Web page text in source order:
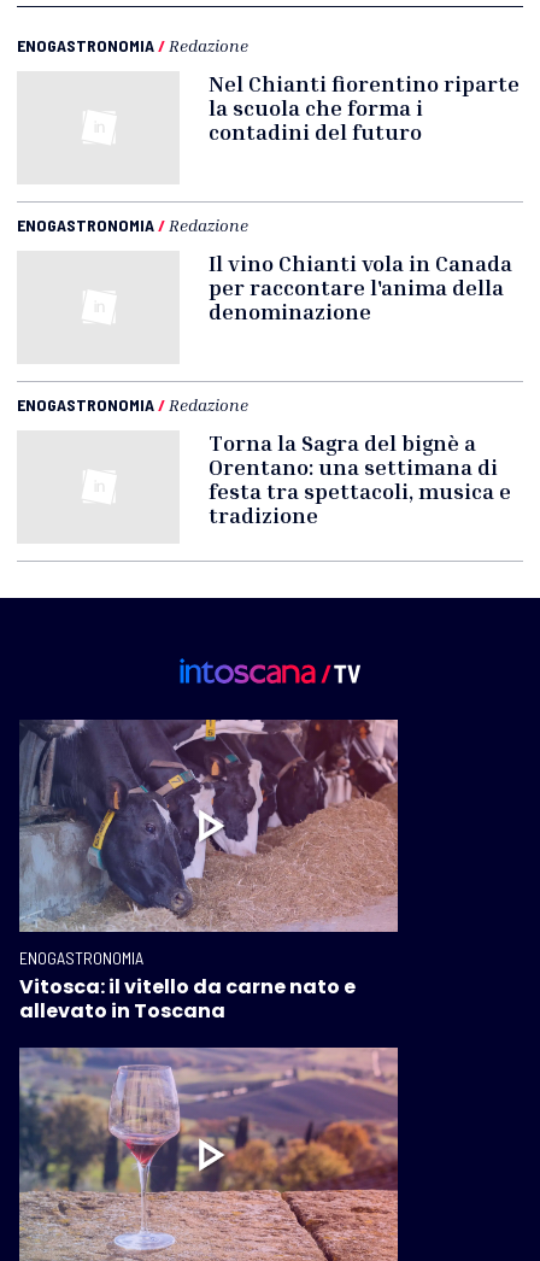
ENOGASTRONOMIA/ Redazione
Nel Chianti fiorentino riparte
la scuola che forma i
contadini del futuro
ENOGASTRONOMIA/ Redazione
Il vino Chianti vola in Canada
per raccontare l'anima della
denominazione
ENOGASTRONOMIA/ Redazione
Torna la Sagra del bignè a
Orentano: una settimana di
festa tra spettacoli, musica e
tradizione
ENOGASTRONOMIA
Vitosca: il vitello da carne nato e
allevato in Toscana